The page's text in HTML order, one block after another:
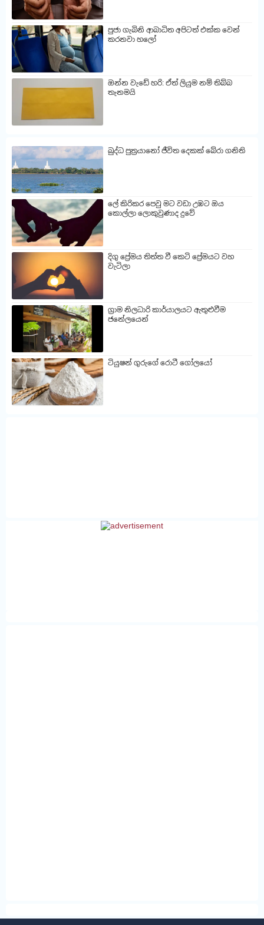
පුජා ගැබිනි ආබාධිත අපිටත් එක්ක වෙන්
කරනවා හලෝ
ඔන්න වැඩේ හරි: ඒත් ලියුම නම් තිබ්බ
තැනමයි
බුද්ධ පුත්‍රයානෝ ජීවිත දෙකක් බේරා ගනිති
ලේ කිරිකර පෙවු මට වඩා උඹට ඔය
කොල්ලා ලොකුවුණාද දුවේ
දිගු ප්‍රේමය තිත්ත වී කෙටි ප්‍රේමයට වහ
වැටිලා
ග්‍රාම නිලධාරි කාර්යාලයට ඇතුළුවීම
ජනේලයෙන්
ටියුෂන් ගුරුගේ රොටී ගෝලයෝ